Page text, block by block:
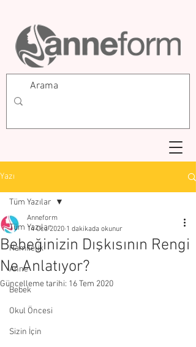
Yazı
Tüm Yazılar
Hamilelik
Anne
Bebek
Okul Öncesi
Sizin İçin
Tüm Yazılar
Bebeğinizin Dışkısının Rengi
Ne Anlatıyor?
Anneform
14 Oca 2020 1 dakikada okunur
Güncelleme tarihi: 16 Tem 2020